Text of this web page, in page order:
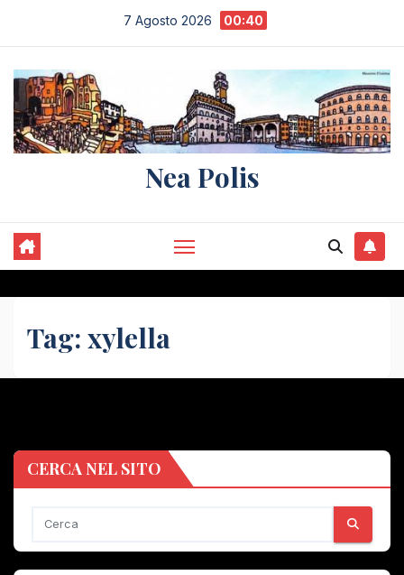
contenuto
7 Agosto 2026 00:40
Nea Polis
Tag: xylella
CERCA NEL SITO